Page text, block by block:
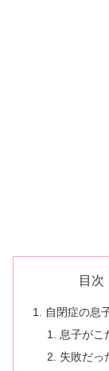
目次
自閉症の息
息子がこ
失敗だっ